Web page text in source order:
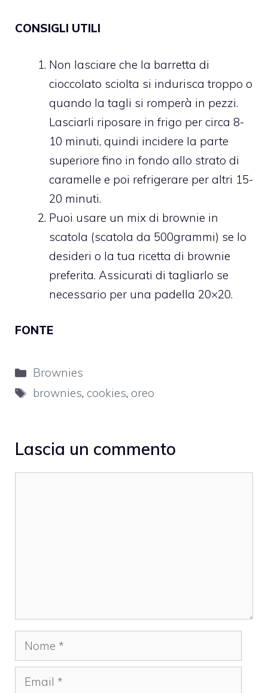
CONSIGLI UTILI
Non lasciare che la barretta di
cioccolato sciolta si indurisca troppo o
quando la tagli si romperà in pezzi.
Lasciarli riposare in frigo per circa 8-
10 minuti, quindi incidere la parte
superiore fino in fondo allo strato di
caramelle e poi refrigerare per altri 15-
20 minuti.
Puoi usare un mix di brownie in
scatola (scatola da 500grammi) se lo
desideri o la tua ricetta di brownie
preferita. Assicurati di tagliarlo se
necessario per una padella 20×20.
FONTE
Categorie
Brownies
Tag
brownies, cookies, oreo
Lascia un commento
Nome
Email